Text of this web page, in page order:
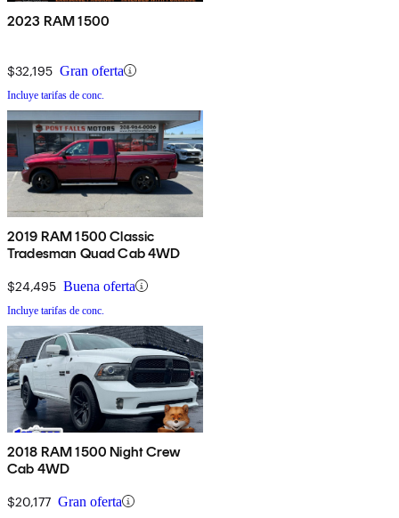
2023 RAM 1500
$32,195 Gran oferta
Incluye tarifas de conc.
2019 RAM 1500 Classic
Tradesman Quad Cab 4WD
$24,495 Buena oferta
Incluye tarifas de conc.
2018 RAM 1500 Night Crew
Cab 4WD
$20,177 Gran oferta